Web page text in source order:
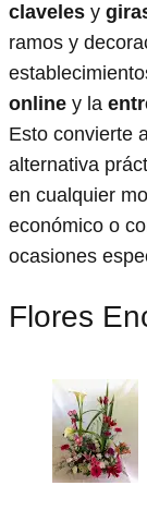
claveles y
ramos y
online y la
Esto convierte
alternativa
en cualquier
económico o
ocasiones
Flores